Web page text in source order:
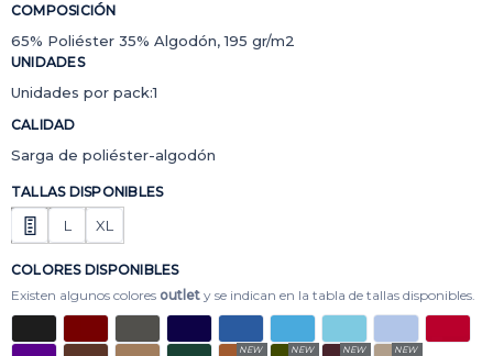
COMPOSICIÓN
65% Poliéster 35% Algodón, 195 gr/m2
UNIDADES
Unidades por pack:1
CALIDAD
Sarga de poliéster-algodón
TALLAS DISPONIBLES
L XL
COLORES DISPONIBLES
Existen algunos colores outlet y se indican en la tabla de tallas disponibles.
NEW NEW NEW NEW